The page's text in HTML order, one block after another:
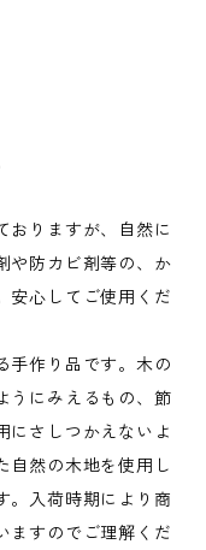
おりますが、自然に
や防カビ剤等の、か
安心してご使用くだ
手作り品です。木の
うにみえるもの、節
にさしつかえないよ
自然の木地を使用し
。入荷時期により商
ますのでご理解くだ